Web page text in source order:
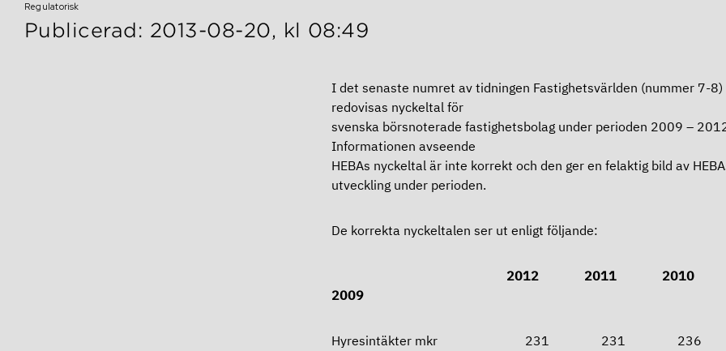
Regulatorisk
Publicerad: 2013-08-20, kl 08:49
I det senaste numret av tidningen Fastighetsvärlden (nummer 7-8)
redovisas nyckeltal för
svenska börsnoterade fastighetsbolag under perioden 2009 –
Informationen avseende
HEBAs nyckeltal är inte korrekt och den ger en felaktig bild av
utveckling under perioden.
De korrekta nyckeltalen ser ut enligt följande:
2012 2011
2009
Hyresintäkter mkr 231 231